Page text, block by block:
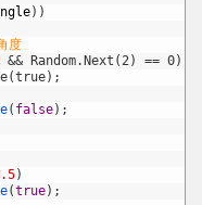
) )
度
&& Random.Next(2) == 0)
( false) ;
)
(true) ;